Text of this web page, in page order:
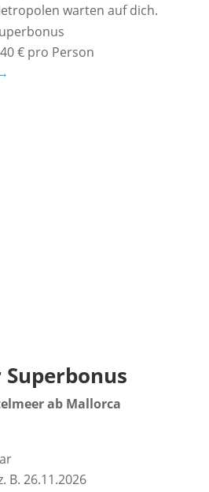
warten auf dich.
€ pro Person
ab Mallorca
B. 26.11.2026